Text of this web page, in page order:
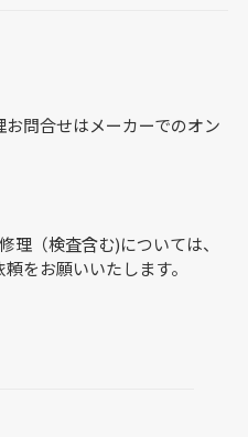
問合せはメーカーでのオン
理（検査含む)については、
をお願いいたします。